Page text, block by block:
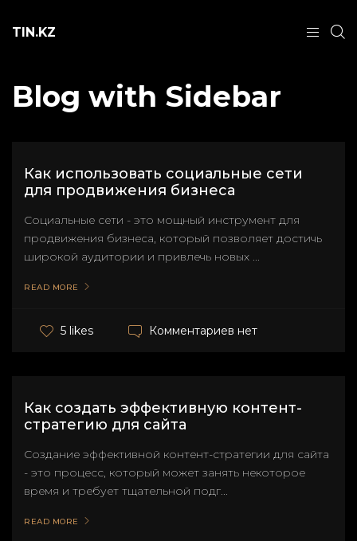
TIN.KZ
Blog with Sidebar
Как использовать социальные сети
для продвижения бизнеса
Социальные сети - это мощный инструмент для
продвижения бизнеса, который позволяет достичь
широкой аудитории и привлечь новых ...
READ MORE
5 likes Комментариев нет
Как создать эффективную контент-
стратегию для сайта
Создание эффективной контент-стратегии для сайта
- это процесс, который может занять некоторое
время и требует тщательной подг...
READ MORE